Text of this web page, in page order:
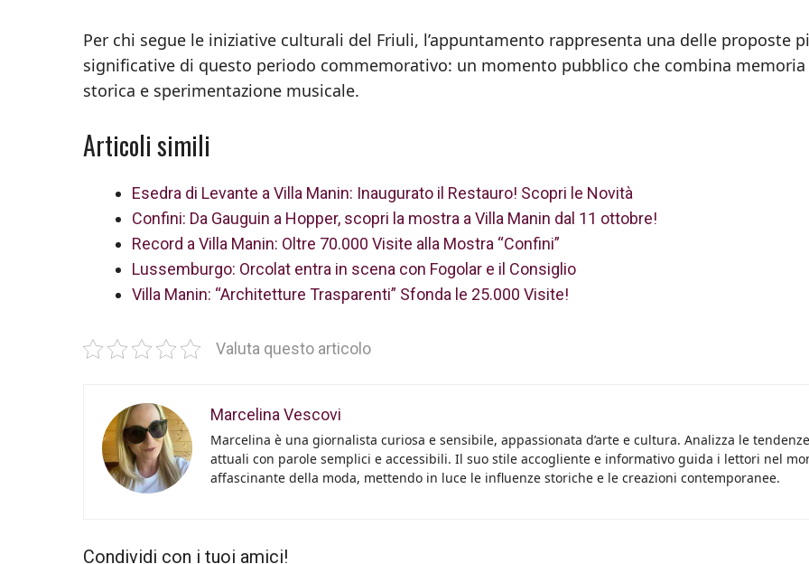
Per chi segue le iniziative culturali del Friuli, l’appuntamento rappresenta una delle proposte
significative di questo periodo commemorativo: un momento pubblico che combina memoria
storica e sperimentazione musicale.
Articoli simili
Esedra di Levante a Villa Manin: Inaugurato il Restauro! Scopri le Novità
Confini: Da Gauguin a Hopper, scopri la mostra a Villa Manin dal 11 ottobre!
Record a Villa Manin: Oltre 70.000 Visite alla Mostra “Confini”
Lussemburgo: Orcolat entra in scena con Fogolar e il Consiglio
Villa Manin: “Architetture Trasparenti” Sfonda le 25.000 Visite!
Valuta questo articolo
Marcelina Vescovi
Marcelina è una giornalista curiosa e sensibile, appassionata d’arte e cultura. Analizza le tendenze
attuali con parole semplici e accessibili. Il suo stile accogliente e informativo guida i lettori nel
affascinante della moda, mettendo in luce le influenze storiche e le creazioni contemporanee.
Condividi con i tuoi amici!